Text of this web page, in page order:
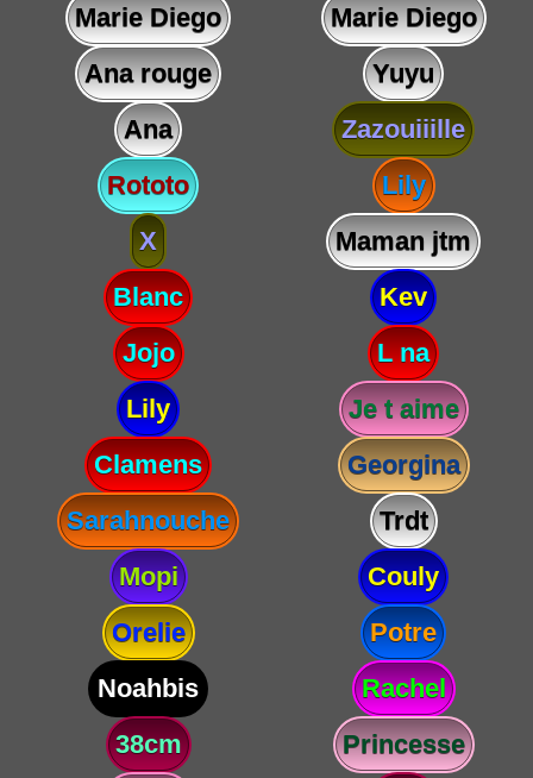
Marie Diego
Marie Diego
Ana rouge
Yuyu
Ana
Zazouiiille
Rototo
Lily
X
Maman jtm
Blanc
Kev
Jojo
L na
Lily
Je t aime
Clamens
Georgina
Sarahnouche
Trdt
Mopi
Couly
Orelie
Potre
Noahbis
Rachel
38cm
Princesse